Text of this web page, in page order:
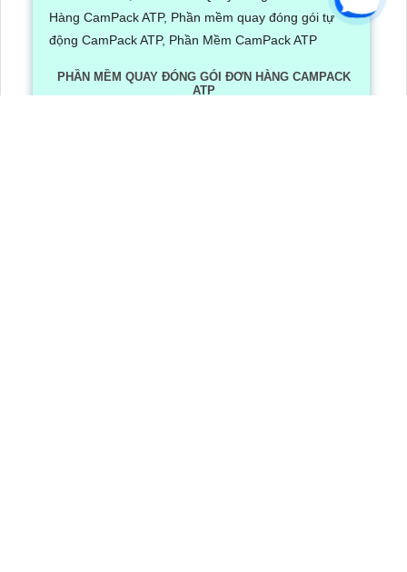
PHẦN MỀM QUAY ĐÓNG GÓI ĐƠN HÀNG CAMPACK
ATP